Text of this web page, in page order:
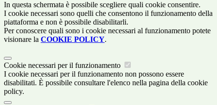
In questa schermata è possibile scegliere quali cookie consentire.
I cookie necessari sono quelli che consentono il funzionamento della
piattaforma e non è possibile disabilitarli.
Per conoscere quali sono i cookie necessari al funzionamento potete
visionare la COOKIE POLICY.
Cookie necessari per il funzionamento
I cookie necessari per il funzionamento non possono essere
disabilitati. È possibile consultare l'elenco nella pagina della cookie
policy.